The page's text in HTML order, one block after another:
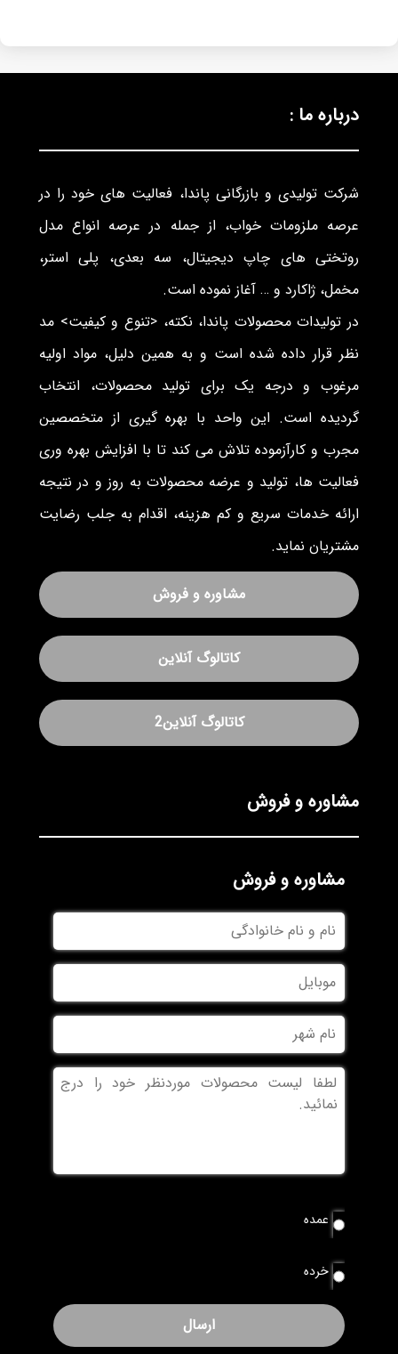
درباره ما :
شرکت تولیدی و بازرگانی پاندا، فعالیت های خود را در
عرصه ملزومات خواب، از جمله در عرصه انواع مدل
روتختی های چاپ دیجیتال، سه بعدی، پلی استر،
مخمل، ژاکارد و … آغاز نموده است.
در تولیدات محصولات پاندا، نکته، <تنوع و کیفیت> مد
نظر قرار داده شده است و به همین دلیل، مواد اولیه
مرغوب و درجه یک برای تولید محصولات، انتخاب
گردیده است. این واحد با بهره گیری از متخصصین
مجرب و کارآزموده تلاش می کند تا با افزایش بهره وری
فعالیت ها، تولید و عرضه محصولات به روز و در نتیجه
ارائه خدمات سریع و کم هزینه، اقدام به جلب رضایت
مشتریان نماید.
مشاوره و فروش
کاتالوگ آنلاین
کاتالوگ آنلاین2
مشاوره و فروش
مشاوره و فروش
نام
و
نام
خانوادگی
موبایل
نام
شهر
بدون
عنوان
نوع
سفارش
عمده
خرده